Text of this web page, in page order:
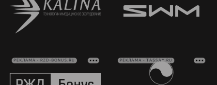
РЕКЛАМА • RZD-BONUS.RU РЕКЛАМА • TASSAY.RU